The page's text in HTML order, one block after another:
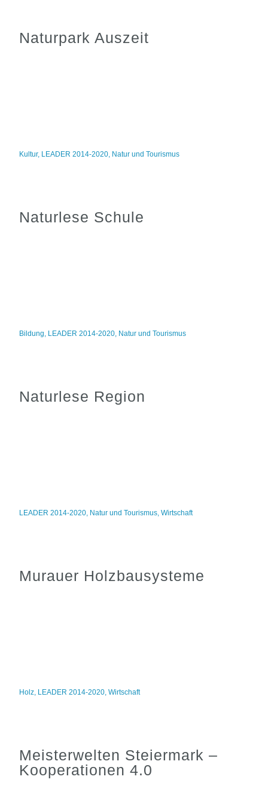
Naturpark Auszeit
Kultur, LEADER 2014-2020, Natur und Tourismus
Naturlese Schule
Bildung, LEADER 2014-2020, Natur und Tourismus
Naturlese Region
LEADER 2014-2020, Natur und Tourismus,Wirtschaft
Murauer Holzbausysteme
Holz, LEADER 2014-2020,Wirtschaft
Meisterwelten Steiermark –
Kooperationen 4.0